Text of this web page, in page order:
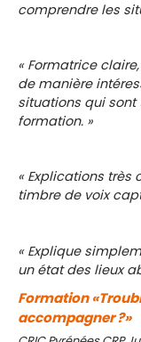
comprendre les
« Formatrice
de manière
situations qui
formation. »
« Explications
timbre de voix
« Explique
un état des lieux
Formation
accompagner ?»